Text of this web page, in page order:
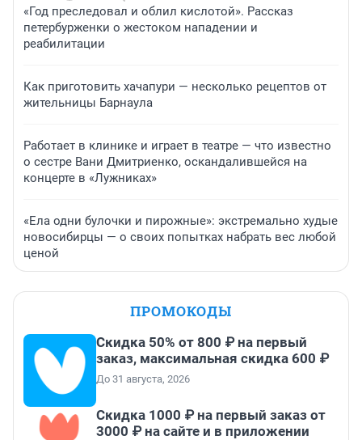
«Год преследовал и облил кислотой». Рассказ
петербурженки о жестоком нападении и
реабилитации
Как приготовить хачапури — несколько рецептов от
жительницы Барнаула
Работает в клинике и играет в театре — что известно
о сестре Вани Дмитриенко, оскандалившейся на
концерте в «Лужниках»
«Ела одни булочки и пирожные»: экстремально худые
новосибирцы — о своих попытках набрать вес любой
ценой
ПРОМОКОДЫ
Скидка 50% от 800 ₽ на первый
заказ, максимальная скидка 600 ₽
До 31 августа, 2026
Скидка 1000 ₽ на первый заказ от
3000 ₽ на сайте и в приложении